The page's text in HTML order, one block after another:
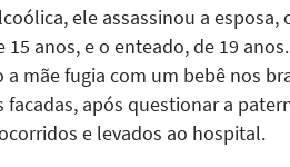
ele assassinou a
anos, e o enteado, de 19
mãe fugia com um bebê nos
após questionar a
e levados ao hospital.